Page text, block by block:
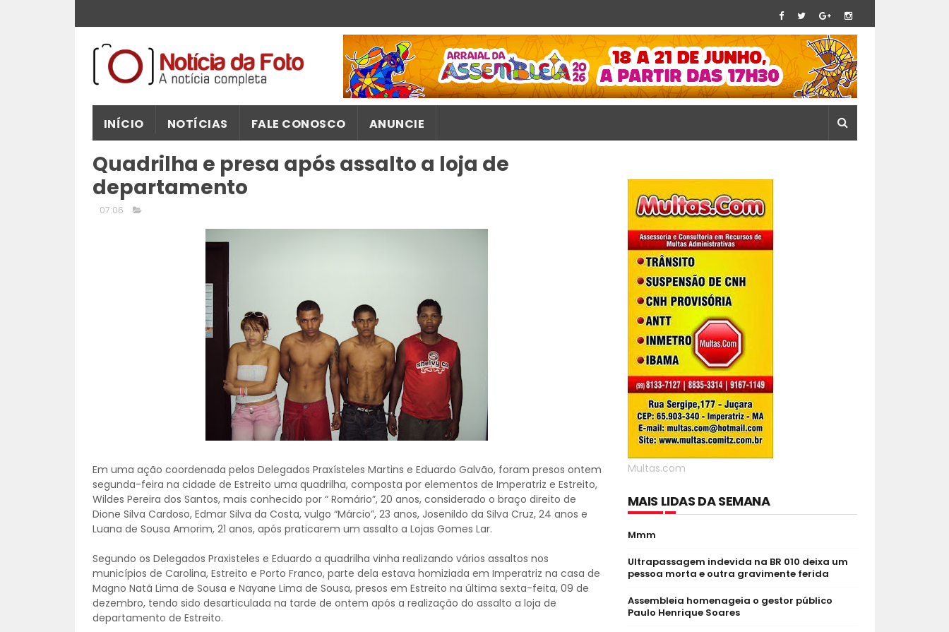
INÍCIO NOTÍCIAS FALE CONOSCO ANUNCIE
Quadrilha e presa após assalto a loja de
departamento
07:06
Em uma ação coordenada pelos Delegados Praxísteles Martins e Eduardo Galvão, foram presos ontem
segunda-feira na cidade de Estreito uma quadrilha, composta por elementos de Imperatriz e Estreito,
Wildes Pereira dos Santos, mais conhecido por “ Romário”, 20 anos, considerado o braço direito de
Dione Silva Cardoso, Edmar Silva da Costa, vulgo “Márcio”, 23 anos, Josenildo da Silva Cruz, 24 anos e
Luana de Sousa Amorim, 21 anos, após praticarem um assalto a Lojas Gomes Lar.
Segundo os Delegados Praxisteles e Eduardo a quadrilha vinha realizando vários assaltos nos
municípios de Carolina, Estreito e Porto Franco, parte dela estava homiziada em Imperatriz na casa de
Magno Natã Lima de Sousa e Nayane Lima de Sousa, presos em Estreito na última sexta-feita, 09 de
dezembro, tendo sido desarticulada na tarde de ontem após a realização do assalto a loja de
departamento de Estreito.
Multas.com
MAIS LIDAS DA SEMANA
Mmm
Ultrapassagem indevida na BR 010 deixa um
pessoa morta e outra gravimente ferida
Assembleia homenageia o gestor público
Paulo Henrique Soares